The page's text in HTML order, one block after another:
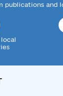
publications and